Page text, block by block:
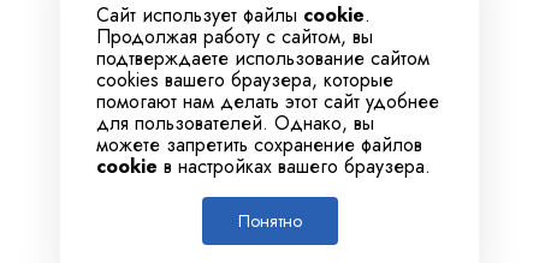
Сайт использует файлы cookie.
Продолжая работу с сайтом, вы
подтверждаете использование сайтом
cookies вашего браузера, которые
помогают нам делать этот сайт удобнее
для пользователей. Однако, вы
можете запретить сохранение файлов
cookie в настройках вашего браузера.
Понятно